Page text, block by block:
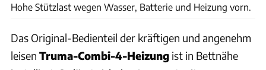
Hohe Stützlast wegen Wasser, Batterie und Heizung vorn.
Das Original-Bedienteil der kräftigen und angenehm
leisen Truma-Combi-4-Heizung ist in Bettnähe